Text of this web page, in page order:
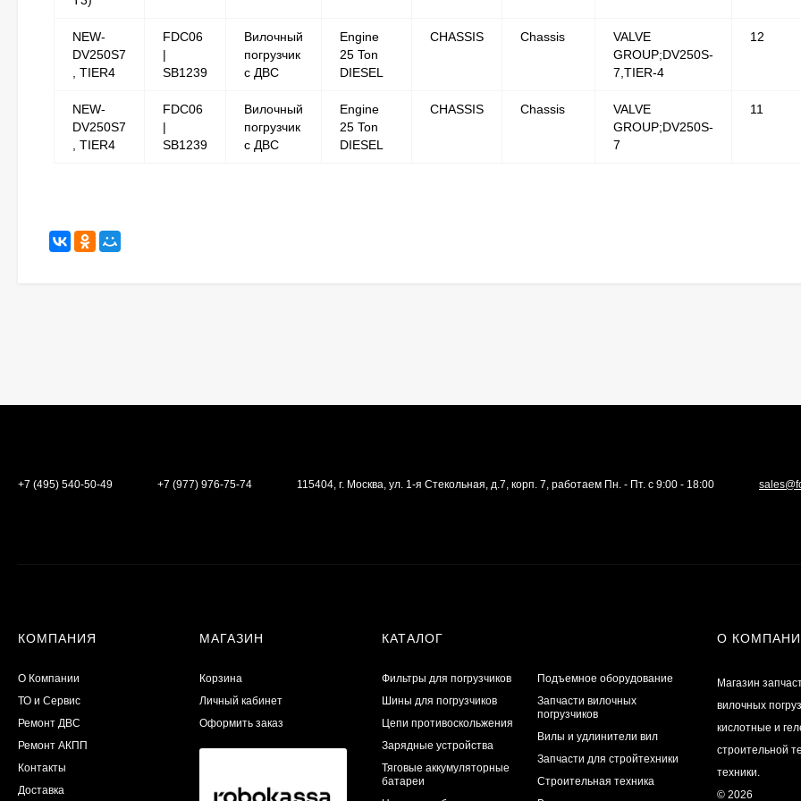
NEW-
DV250S7
, TIER4
FDC06
|
SB1239
Вилочный
погрузчик
с ДВС
Engine
25 Ton
DIESEL
CHASSIS Chassis
VALVE
GROUP;DV250S-
7,TIER-4
12
NEW-
DV250S7
, TIER4
FDC06
|
SB1239
Вилочный
погрузчик
с ДВС
Engine
25 Ton
DIESEL
CHASSIS Chassis
VALVE
GROUP;DV250S-
7
11
+7 (495) 540-50-49 +7 (977) 976-75-74 115404, г. Москва, ул. 1-я Стекольная, д.7, корп. 7, работаем Пн. - Пт. с 9:00 - 18:00
КОМПАНИЯ
О Компании
ТО и Сервис
​Ремонт ДВС
Ремонт АКПП
Контакты
Доставка
МАГАЗИН
Корзина
Личный кабинет
Оформить заказ
КАТАЛОГ
Фильтры для погрузчиков
Шины для погрузчиков
Цепи противоскольжения
Зарядные устройства
Тяговые аккумуляторные
батареи
Подъемное оборудование
Запчасти вилочных
погрузчиков
Вилы и удлинители вил
Запчасти для стройтехники
Строительная техника
О
Магазин
вилочных
кислотные и
строительной
техники.
© 2026